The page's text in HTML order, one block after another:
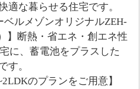
適な暮らせる住宅です。
ルメゾンオリジナルZEH-
】断熱・省エネ・創エネ性
に、蓄電池をプラスした
す。
のプランをご用意】